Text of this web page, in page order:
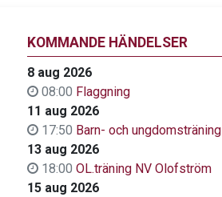
KOMMANDE HÄNDELSER
8 aug 2026
08:00 Flaggning
11 aug 2026
17:50 Barn- och ungdomsträning
13 aug 2026
18:00 OL.träning NV Olofström
15 aug 2026